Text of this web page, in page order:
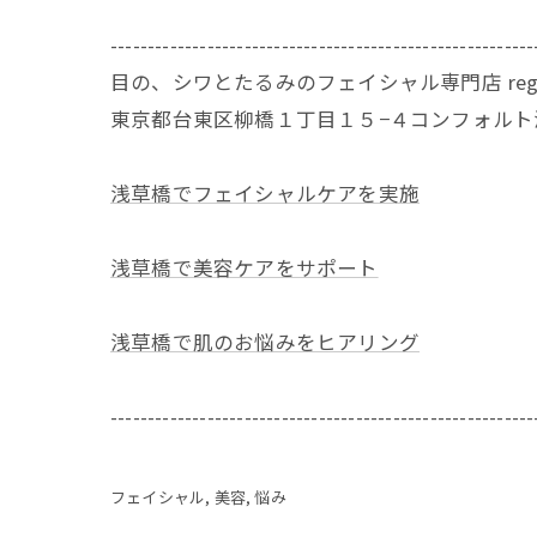
目の、シワとたるみのフェイシャル専門店
東京都台東区柳橋１丁目１５−４コンフォル
浅草橋でフェイシャルケアを実施
浅草橋で美容ケアをサポート
浅草橋で肌のお悩みをヒアリング
フェイシャル 美容 悩み